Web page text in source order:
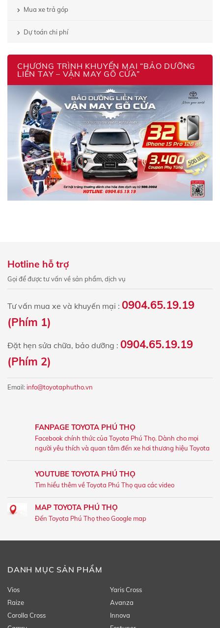
Mua xe trả góp
Dự toán chi phí
CHƯƠNG TRÌNH KHUYẾN MẠI “BẢO DƯỠNG
LIỀN TAY – VẬN MAY GÕ CỬA”
Hotline hỗ trợ
Gọi để được tư vấn về sản phẩm, dịch vụ
Tư vấn mua xe và khuyến mại : 0904.65.19.19
(Phím 1)
Đặt hẹn sửa chữa, bảo dưỡng : 0904.65.19.19
(Phím 2)
Email: info@toyotaphutho.vn
FANPAGE TOYOTA PHÚ THỌ
Facebook chính thức của Toyota Phú Thọ. Dành cho mọi
người yêu thích và quan tâm đến xe hơi thương hiệu Toyota
YOUTUBE TOYOTA PHÚ THỌ
Tìm hiểu thêm về Toyota Phú Thọ qua các video
MAP TOYOTA PHÚ THỌ
Đến Toyota Phú Thọ theo Google map
DANH MỤC SẢN PHẨM
Vios
Yaris Cross
Raize
Avanza
Corolla Cross
Innova